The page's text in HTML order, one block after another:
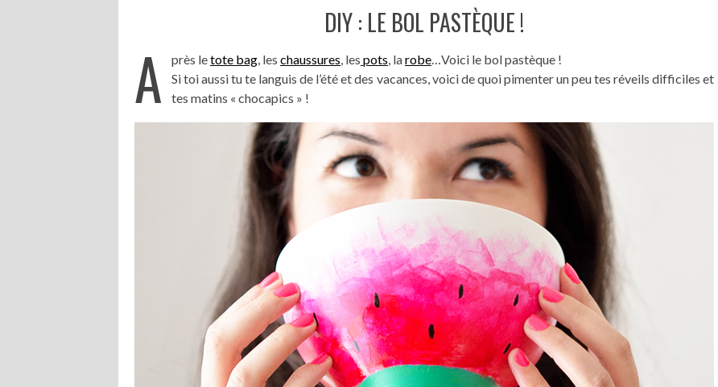
DIY : LE BOL PASTÈQUE !
A près letote bag, les chaussures, les pots, larobe…Voici le bol pastèque !
Si toi aussi tu te languis de l’été et des vacances, voici de quoi pimenter un peu tes réveils difficiles et
tes matins « chocapics » !